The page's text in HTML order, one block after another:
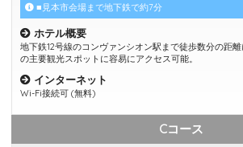
■見本市会場まで地下鉄で約7分
ホテル概要
地下鉄12号線のコンヴァンシオン駅まで徒歩数分の距
の主要観光スポットに容易にアクセス可能。
インターネット
Wi-Fi接続可 (無料)
Cコース